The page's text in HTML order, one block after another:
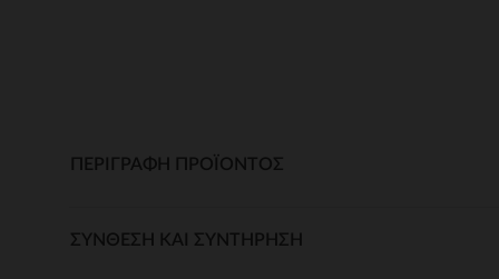
ΠΕΡΙΓΡΑΦΉ ΠΡΟΪΌΝΤΟΣ
ΣΎΝΘΕΣΗ ΚΑΙ ΣΥΝΤΉΡΗΣΗ